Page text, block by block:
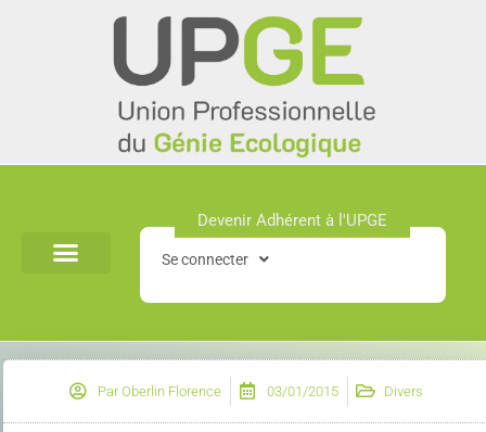
Devenir Adhérent à l'UPGE​
Se connecter
ParOberlin Florence 03/01/2015 Divers